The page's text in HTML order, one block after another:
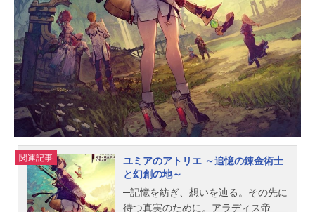
関連記事
ユミアのアトリエ ～追憶の錬金術士
と幻創の地～
─記憶を紡ぎ、想いを辿る。その先に
待つ真実のために。アラディス帝